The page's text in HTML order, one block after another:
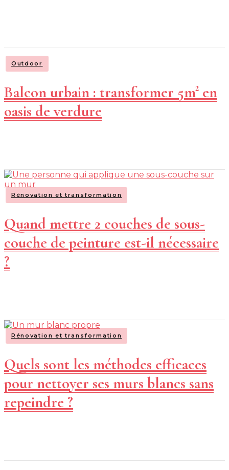
Outdoor
Balcon urbain : transformer 5m² en
oasis de verdure
Rénovation et transformation
Quand mettre 2 couches de sous-
couche de peinture est-il nécessaire
?
Rénovation et transformation
Quels sont les méthodes efficaces
pour nettoyer ses murs blancs sans
repeindre ?